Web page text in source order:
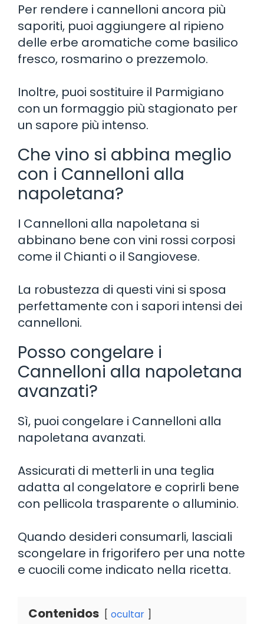
Per rendere i cannelloni ancora più
saporiti, puoi aggiungere al ripieno
delle erbe aromatiche come basilico
fresco, rosmarino o prezzemolo.
Inoltre, puoi sostituire il Parmigiano
con un formaggio più stagionato per
un sapore più intenso.
Che vino si abbina meglio
con i Cannelloni alla
napoletana?
I Cannelloni alla napoletana si
abbinano bene con vini rossi corposi
come il Chianti o il Sangiovese.
La robustezza di questi vini si sposa
perfettamente con i sapori intensi dei
cannelloni.
Posso congelare i
Cannelloni alla napoletana
avanzati?
Sì, puoi congelare i Cannelloni alla
napoletana avanzati.
Assicurati di metterli in una teglia
adatta al congelatore e coprirli bene
con pellicola trasparente o alluminio.
Quando desideri consumarli, lasciali
scongelare in frigorifero per una notte
e cuocili come indicato nella ricetta.
Contenidos ocultar